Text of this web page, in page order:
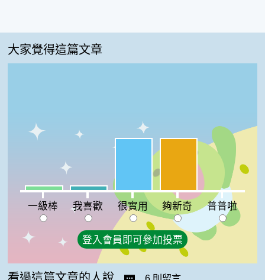
大家覺得這篇文章
一級棒:4%我喜歡:4%
很實用:46% 夠新奇:46%
普普啦:0%
一級棒 我喜歡 很實用 夠新奇 普普啦
登入會員即可參加投票